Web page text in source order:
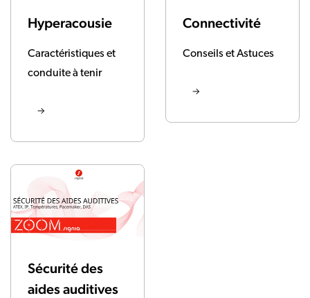
Hyperacousie
Caractéristiques et
conduite à tenir
Connectivité
Conseils et Astuces
Sécurité des
aides auditives